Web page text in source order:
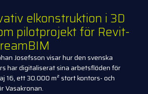
elkonstruktion i 3D
pilotprojekt för Revit-
Josefsson visar hur den svenska
har digitaliserat sina arbetsflöden för
16, ett 30.000 m² stort kontors- och
Vasakronan.